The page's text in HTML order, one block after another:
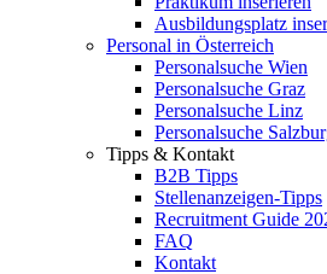
Ausbildungsplatz
Personal in Österreich
Personalsuche Wien
Personalsuche Graz
Personalsuche Linz
Personalsuche
Tipps & Kontakt
B2B Tipps
Stellenanzeigen-Tipps
Recruitment Guide
FAQ
Kontakt